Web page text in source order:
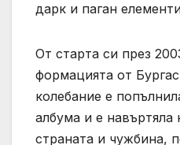
дарк и паган
От старта си през
формацията от
колебание е
албума и е навъртяла
страната и чужбина,